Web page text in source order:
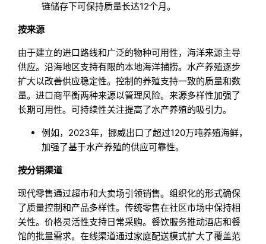
链储存下可保持质量长达12个月。
按来源
由于建立的进口路线和广泛的物种可用性，海洋来源主导
供应。沿海地区支持有限的本地海洋捕捞。水产养殖逐步
扩大以改善供应稳定性。控制的养殖支持一致的质量和数
量。进口商平衡两种来源以管理风险。来源多样性加强了
长期可用性。可持续性关注提高了水产养殖的吸引力。
例如，2023年，挪威出口了超过120万吨养殖海鲜，
加强了基于水产养殖的供应可靠性。
按分销渠道
现代零售通过超市和大卖场引领销售。组织化的形式确保
了质量控制和产品多样性。传统零售在社区市场中保持相
关性。价格灵活性支持日常采购。餐饮服务推动酒店和餐
馆的批量需求。在线渠道通过家庭配送模式扩大了覆盖范